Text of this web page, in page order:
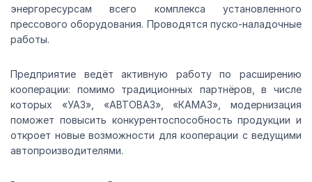
энергоресурсам всего комплекса установленного
прессового оборудования. Проводятся пуско-наладочные
работы.
Предприятие ведёт активную работу по расширению
кооперации: помимо традиционных партнёров, в числе
которых «УАЗ», «АВТОВАЗ», «КАМАЗ», модернизация
поможет повысить конкурентоспособность продукции и
откроет новые возможности для кооперации с ведущими
автопроизводителями.